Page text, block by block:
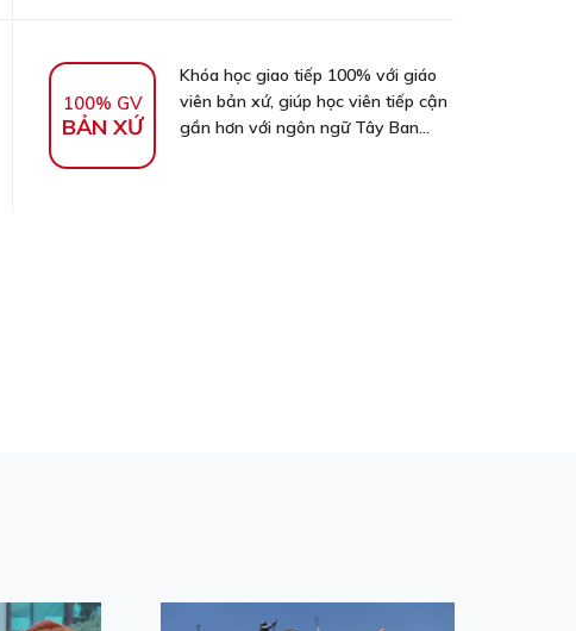
100% GV
BẢN XỨ
Khóa học giao tiếp 100% với giáo
viên bản xứ, giúp học viên tiếp cận
gần hơn với ngôn ngữ Tây Ban...